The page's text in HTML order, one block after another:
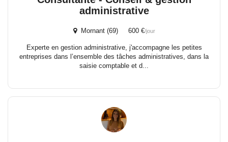
administrative
Mornant (69) 600 €/jour
Experte en gestion administrative, j'accompagne les petites
entreprises dans l’ensemble des tâches administratives, dans la
saisie comptable et d...